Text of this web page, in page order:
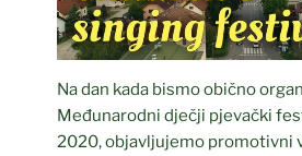
Na dan kada bismo obično
Međunarodni dječji pjevački
2020, objavljujemo promotivni